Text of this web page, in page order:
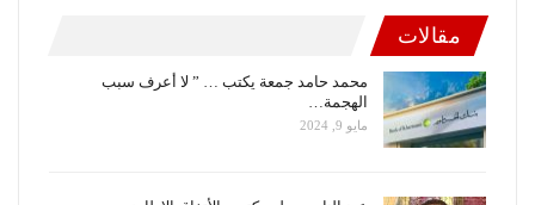
مقالات
محمد حامد جمعة يكتب … ” لا أعرف سبب
الهجمة…
مايو 9, 2024